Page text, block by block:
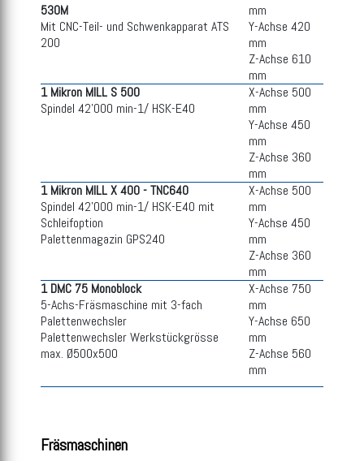
530M
Mit CNC-Teil- und Schwenkapparat ATS
200
mm
Y-Achse 420
mm
Z-Achse 610
mm
1 Mikron MILL S 500
Spindel 42'000 min-1/ HSK-E40
X-Achse 500
mm
Y-Achse 450
mm
Z-Achse 360
mm
1 Mikron MILL X 400 - TNC640
Spindel 42'000 min-1/ HSK-E40 mit
Schleifoption
Palettenmagazin GPS240
X-Achse 500
mm
Y-Achse 450
mm
Z-Achse 360
mm
1 DMC 75 Monoblock
5-Achs-Fräsmaschine mit 3-fach
Palettenwechsler
Palettenwechsler Werkstückgrösse
max. Ø500x500
X-Achse 750
mm
Y-Achse 650
mm
Z-Achse 560
mm
Fräsmaschinen